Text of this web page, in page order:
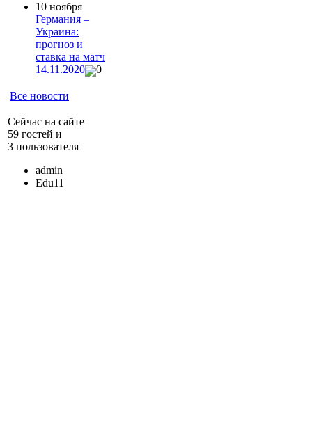
10 ноября
Германия –
Украина:
прогноз и
ставка на матч
14.11.2020
0
Все новости
Сейчас на сайте
59 гостей и
3 пользователя
admin
Edu11